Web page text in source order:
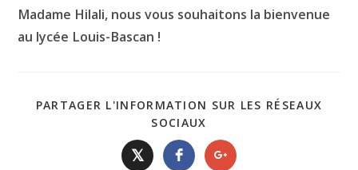
Madame Hilali, nous vous souhaitons la bienvenue
au lycée Louis-Bascan !
PARTAGER L'INFORMATION SUR LES RÉSEAUX
SOCIAUX
𝕏